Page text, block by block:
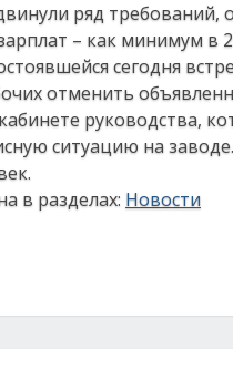
ряд требований,
– как минимум в
сегодня
отменить
руководства,
ситуацию на
в разделах: Новости